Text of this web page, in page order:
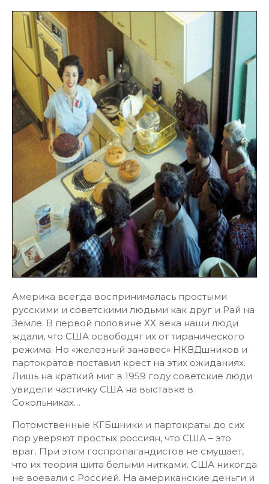
Америка всегда воспринималась простыми
русскими и советскими людьми как друг и Рай на
Земле. В первой половине ХХ века наши люди
ждали, что США освободят их от тиранического
режима. Но «железный занавес» НКВДшников и
партократов поставил крест на этих ожиданиях.
Лишь на краткий миг в 1959 году советские люди
увидели частичку США на выставке в
Сокольниках…
Потомственные КГБшники и партократы до сих
пор уверяют простых россиян, что США – это
враг. При этом госпропагандистов не смущает,
что их теория шита белыми нитками. США никогда
не воевали с Россией. На американские деньги и